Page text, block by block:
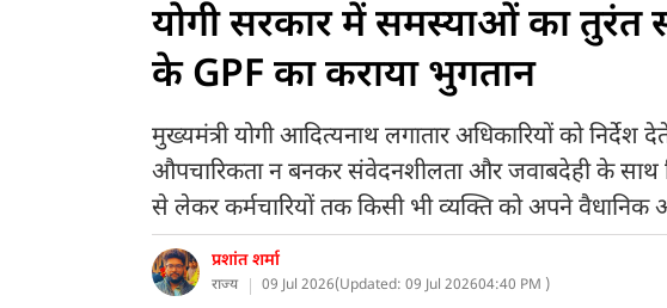
योगी सरकार में समस्याओं का
के GPF का कराया भुगतान
मुख्यमंत्री योगी आदित्यनाथ लगातार अधिकारियों को
औपचारिकता न बनकर संवेदनशीलता और जवाबदेही के साथ
से लेकर कर्मचारियों तक किसी भी व्यक्ति को अपने वैधानिक
प्रशांत शर्मा
राज्य 09 Jul 2026(Updated: 09 Jul 202604:40 PM )